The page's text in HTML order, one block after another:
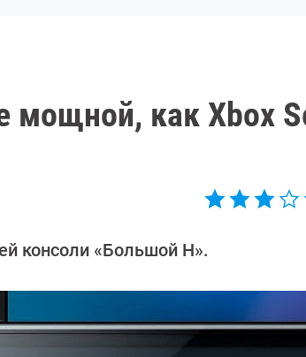
мощной, как Xbox
консоли «Большой Н».